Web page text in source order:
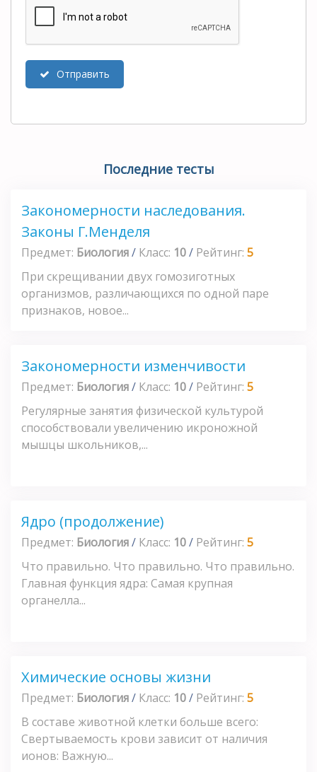
Отправить
Последние тесты
Закономерности наследования.
Законы Г.Менделя
Предмет: Биология/ Класс: 10/ Рейтинг: 5
При скрещивании двух гомозиготных
организмов, различающихся по одной паре
признаков, новое...
Закономерности изменчивости
Предмет: Биология/ Класс: 10/ Рейтинг: 5
Регулярные занятия физической культурой
способствовали увеличению икроножной
мышцы школьников,...
Ядро (продолжение)
Предмет: Биология/ Класс: 10/ Рейтинг: 5
Что правильно. Что правильно. Что правильно.
Главная функция ядра: Самая крупная
органелла...
Химические основы жизни
Предмет: Биология/ Класс: 10/ Рейтинг: 5
В составе животной клетки больше всего:
Свертываемость крови зависит от наличия
ионов: Важную...